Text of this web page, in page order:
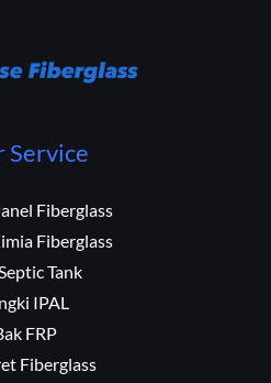
Service
Fiberglass
Fiberglass
Tank
IPAL
FRP
Fiberglass